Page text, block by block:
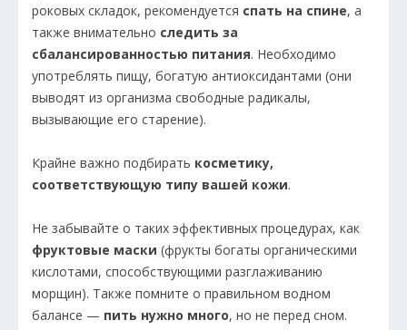
роковых складок, рекомендуется спать на спине, а
также внимательно следить за
сбалансированностью питания. Необходимо
употреблять пищу, богатую антиоксидантами (они
выводят из организма свободные радикалы,
вызывающие его старение).
Крайне важно подбирать косметику,
соответствующую типу вашей кожи.
Не забывайте о таких эффективных процедурах, как
фруктовые маски (фрукты богаты органическими
кислотами, способствующими разглаживанию
морщин). Также помните о правильном водном
балансе — пить нужно много, но не перед сном.